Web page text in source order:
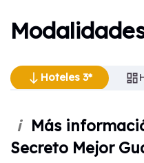
south Hoteles 3* dashboard
south Hoteles 3*
i
Más
Secreto Mejor